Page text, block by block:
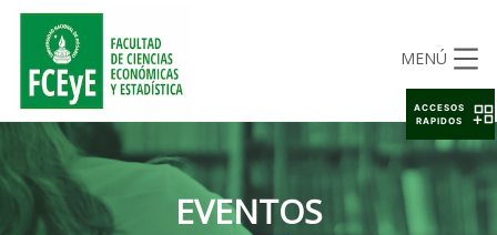
MENÚ
EVENTOS
ACCESOS
RAPIDOS